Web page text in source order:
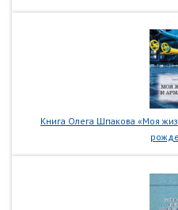
Книга Олега Шпакова «Моя